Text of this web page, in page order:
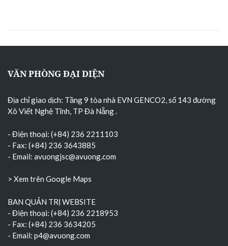
VĂN PHÒNG ĐẠI DIỆN
Địa chỉ giao dịch: Tầng 9 tòa nhà EVN GENCO2, số 143 đường
Xô Viết Nghệ Tĩnh, TP Đà Nẵng.
- Điện thoại: (+84) 236 2211103
- Fax: (+84) 236 3643885
- Email: avuongjsc@avuong.com
> Xem trên Google Maps
BAN QUẢN TRỊ WEBSITE
- Điện thoại: (+84) 236 2218953
- Fax: (+84) 236 3634205
- Email: p4@avuong.com